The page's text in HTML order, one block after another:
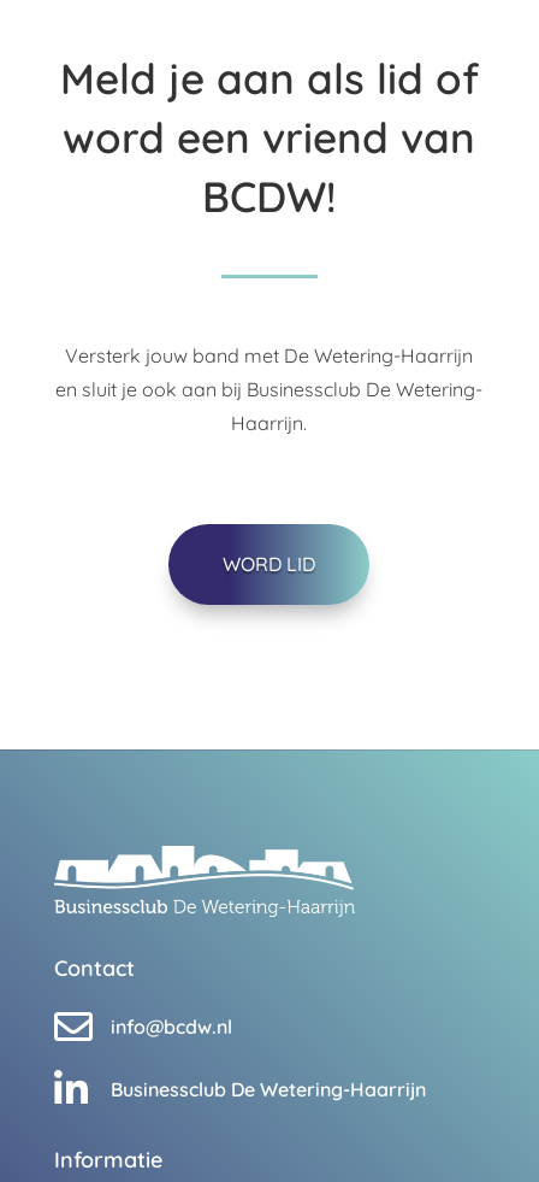
Meld je aan als lid of
word een vriend van
BCDW!
Versterk jouw band met De Wetering-Haarrijn
en sluit je ook aan bij Businessclub De Wetering-
Haarrijn.
WORD LID
Contact
 info@bcdw.nl
 Businessclub De Wetering-Haarrijn
Informatie